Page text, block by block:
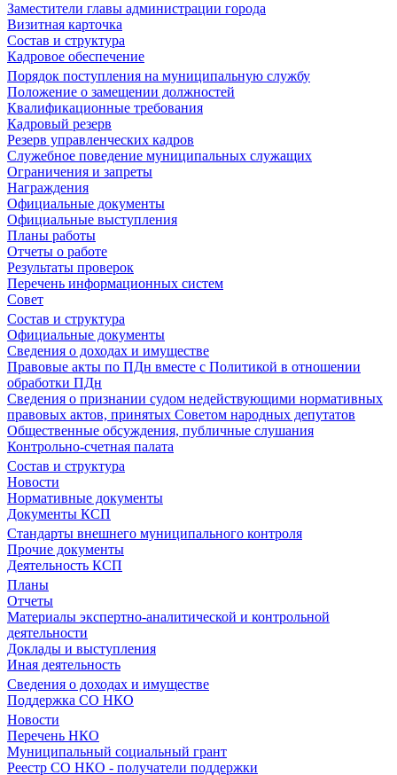
Заместители главы администрации города
Визитная карточка
Состав и структура
Кадровое обеспечение
Порядок поступления на муниципальную службу
Положение о замещении должностей
Квалификационные требования
Кадровый резерв
Резерв управленческих кадров
Служебное поведение муниципальных служащих
Ограничения и запреты
Награждения
Официальные документы
Официальные выступления
Планы работы
Отчеты о работе
Результаты проверок
Перечень информационных систем
Совет
Состав и структура
Официальные документы
Сведения о доходах и имуществе
Правовые акты по ПДн вместе с Политикой в отношении
обработки ПДн
Сведения о признании судом недействующими нормативных
правовых актов, принятых Советом народных депутатов
Общественные обсуждения, публичные слушания
Контрольно-счетная палата
Состав и структура
Новости
Нормативные документы
Документы КСП
Стандарты внешнего муниципального контроля
Прочие документы
Деятельность КСП
Планы
Отчеты
Материалы экспертно-аналитической и контрольной
деятельности
Доклады и выступления
Иная деятельность
Сведения о доходах и имуществе
Поддержка СО НКО
Новости
Перечень НКО
Муниципальный социальный грант
Реестр СО НКО - получатели поддержки